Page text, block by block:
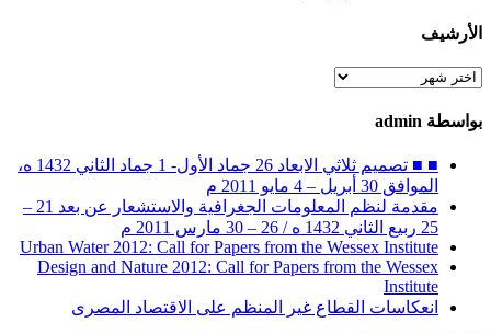
الأرشيف
الأرشيف
بواسطة admin
■ ■ تصميم ثلاثي الابعاد 26 جماد الأول- 1 جماد الثاني 1432 ه،
الموافق 30 أبريل – 4 مايو 2011 م
مقدمة لنظم المعلومات الجغرافية والاستشعار عن بعد 21 –
25 ربيع الثاني 1432 ه / 26 – 30 مارس 2011 م
Urban Water 2012: Call for Papers from the Wessex Institute
Design and Nature 2012: Call for Papers from the Wessex
Institute‏
انعكاسات القطاع غير المنظم على الاقتصاد المصرى